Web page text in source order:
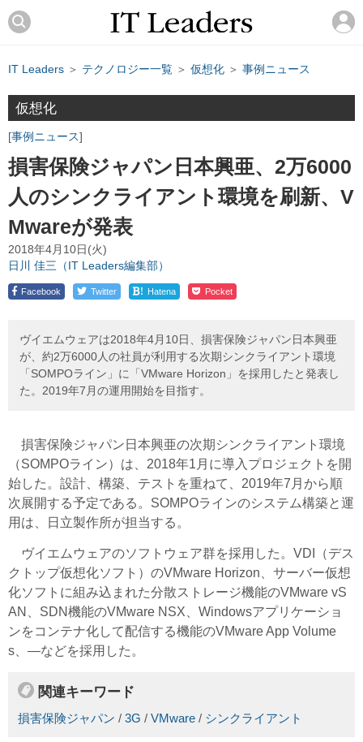
IT Leaders ＞ テクノロジー一覧 ＞ 仮想化 ＞ 事例ニュース
仮想化
事例ニュース
損害保険ジャパン日本興亜、2万6000
人のシンクライアント環境を刷新、V
Mwareが発表
2018年4月10日(火)
日川 佳三（IT Leaders編集部）
Facebook Twitter ! Hatena Pocket
ヴイエムウェアは2018年4月10日、損害保険ジャパン日本興亜
が、約2万6000人の社員が利用する次期シンクライアント環境
「SOMPOライン」に「VMware Horizon」を採用したと発表し
た。2019年7月の運用開始を目指す。
損害保険ジャパン日本興亜の次期シンクライアント環境
（SOMPOライン）は、2018年1月に導入プロジェクトを開
始した。設計、構築、テストを重ねて、2019年7月から順
次展開する予定である。SOMPOラインのシステム構築と運
用は、日立製作所が担当する。
ヴイエムウェアのソフトウェア群を採用した。VDI（デス
クトップ仮想化ソフト）のVMware Horizon、サーバー仮想
化ソフトに組み込まれた分散ストレージ機能のVMware vS
AN、SDN機能のVMware NSX、Windowsアプリケーショ
ンをコンテナ化して配信する機能のVMware App Volume
s、―などを採用した。
関連キーワード
損害保険ジャパン / 3G / VMware / シンクライアント